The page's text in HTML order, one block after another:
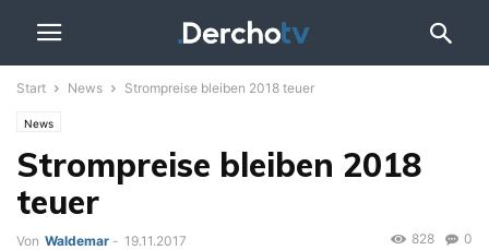
Start News Strompreise bleiben 2018 teuer
News
Strompreise bleiben 2018
teuer
Von Waldemar - 19.11.2017 0
828